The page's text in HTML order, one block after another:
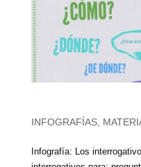
INFOGRAFÍAS,
Infografía: Los